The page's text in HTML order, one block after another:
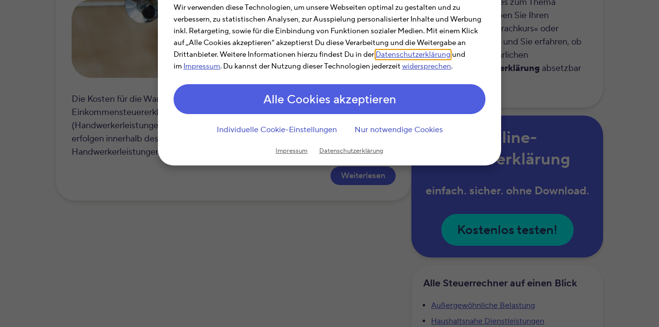
Wir verwenden diese Technologien, um unsere Webseiten optimal zu gestalten und zu
verbessern, zu statistischen Analysen, zur Ausspielung personalisierter Inhalte und Werbung
inkl. Retargeting, sowie für die Einbindung von Funktionen sozialer Medien. Mit einem Klick
auf „Alle Cookies akzeptieren“ akzeptierst Du diese Verarbeitung und die Weitergabe an
Drittanbieter. Weitere Informationen hierzu findest Du in der Datenschutzerklärung und
im Impressum. Du kannst der Nutzung dieser Technologien jederzeit widersprechen.
Alle Cookies akzeptieren
Individuelle Cookie-Einstellungen Nur notwendige Cookies
Impressum Datenschutzerklärung
Die Kosten für die Wartung und Reinigung der Abwasserentsorgung können in der
Einkommensteuererklärung als Steuerermäßigung nach § 35a EStG
(Handwerkerleistungen) berücksichtigt werden. Voraussetzung: Die Arbeiten
erfolgen innerhalb des Grundstücks. Andernfalls sind die Kosten nicht als
Handwerkerleistungen zu berücksichtigen.
Weiterlesen
Absetzbarkeit . Geben Sie Ihren
Suchbegriff wie »Sprachkurs« oder
»Telefonkosten« ein und Sie erfahren, ob
die Kosten in der jährlichen
Einkommensteuererklärung absetzbar
sind.
Online-
Steuererklärung
einfach. sicher. ohne Download.
Kostenlos testen!
Alle Steuerrechner auf einen Blick
Außergewöhnliche Belastung
Haushaltsnahe Dienstleistungen